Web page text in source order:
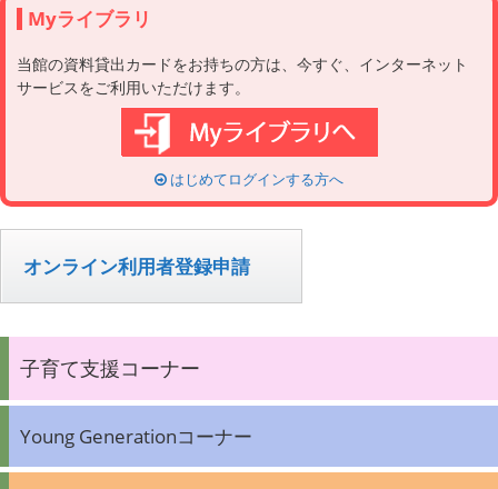
Myライブラリ
当館の資料貸出カードをお持ちの方は、今すぐ、インターネット
サービスをご利用いただけます。
はじめてログインする方へ
オンライン利用者登録申請
子育て支援コーナー
Young Generationコーナー